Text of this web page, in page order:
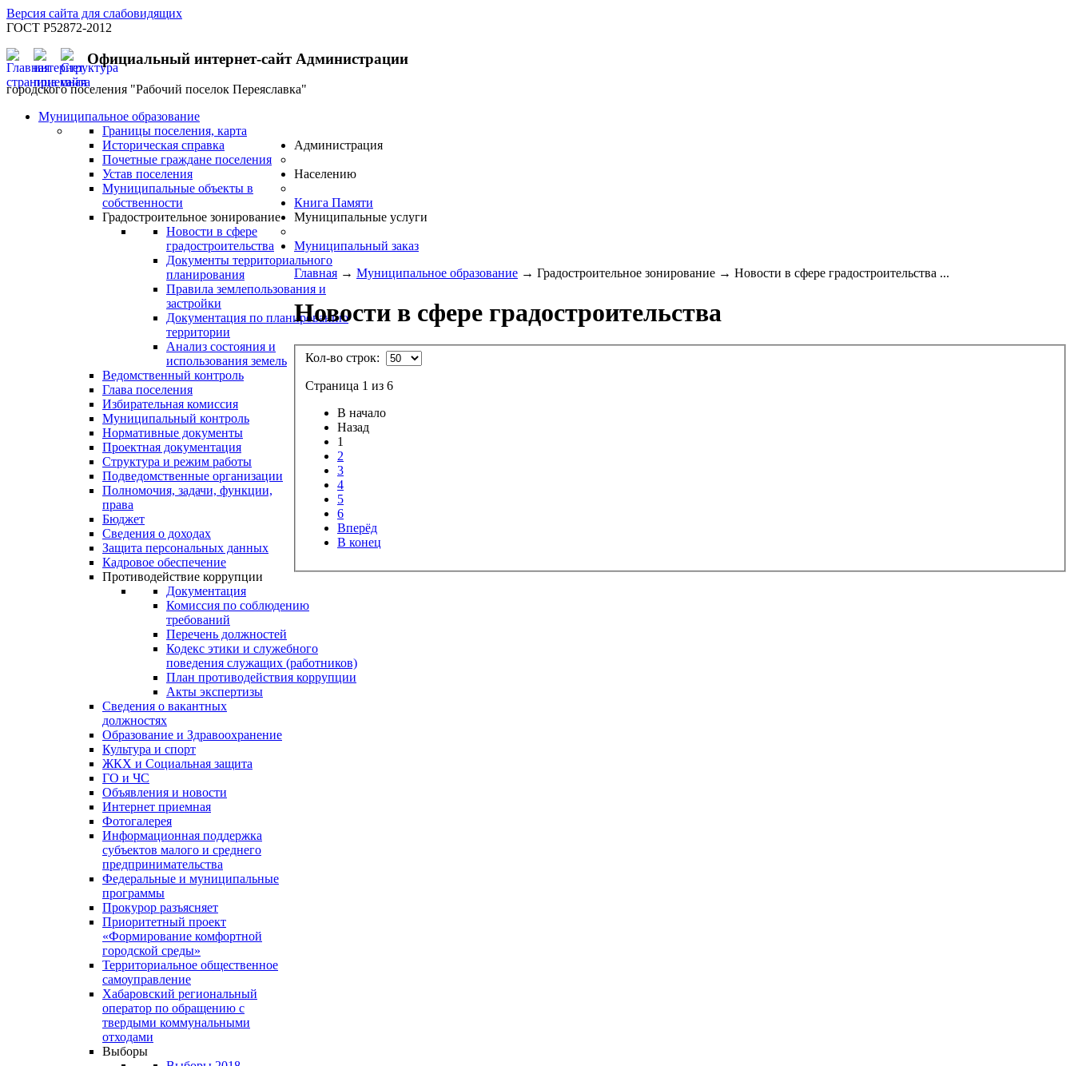
Версия сайта для слабовидящих
ГОСТ Р52872-2012
Официальный интернет-сайт Администрации
городского поселения "Рабочий поселок Переяславка"
Муниципальное образование
Границы поселения, карта
Историческая справка
Почетные граждане поселения
Устав поселения
Муниципальные объекты в
собственности
Градостроительное зонирование
Новости в сфере
градостроительства
Документы территориального
планирования
Правила землепользования и
застройки
Документация по планированию
территории
Анализ состояния и
использования земель
Ведомственный контроль
Глава поселения
Избирательная комиссия
Муниципальный контроль
Администрация
Нормативные документы
Проектная документация
Структура и режим работы
Подведомственные организации
Полномочия, задачи, функции,
права
Бюджет
Сведения о доходах
Защита персональных данных
Кадровое обеспечение
Противодействие коррупции
Документация
Комиссия по соблюдению
требований
Перечень должностей
Кодекс этики и служебного
поведения служащих (работников)
План противодействия коррупции
Акты экспертизы
Сведения о вакантных
должностях
Населению
Образование и Здравоохранение
Культура и спорт
ЖКХ и Социальная защита
ГО и ЧС
Объявления и новости
Интернет приемная
Фотогалерея
Информационная поддержка
субъектов малого и среднего
предпринимательства
Федеральные и муниципальные
программы
Прокурор разъясняет
Приоритетный проект
«Формирование комфортной
городской среды»
Территориальное общественное
самоуправление
Хабаровский региональный
оператор по обращению с
твердыми коммунальными
отходами
Выборы
Книга Памяти
Муниципальные услуги
Муниципальный заказ
Главная → Муниципальное образование → Градостроительное зонирование → Новости в сфере градостроительства ...
Новости в сфере градостроительства
Кол-во строк:
Страница 1 из 6
В начало
Назад
1
2
3
4
5
6
Вперёд
В конец